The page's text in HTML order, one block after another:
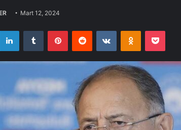
Mart 12, 2024
LinkedInTumblr PinterestReddit VKontakteOdnoklassniki